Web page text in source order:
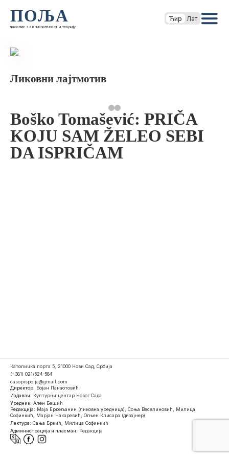
ПОЉА
часопис за књижевност и теорију
Ћир Лат
Ликовни лајтмотив
Boško Tomašević: PRIČA
KOJU SAM ŽELEO SEBI
DA ISPRIČAM
Католичка порта 5, 21000 Нови Сад, Србија
(+381) 021/524-584
casopispolja@gmail.com
Директор: Бојан Панаотовић
Издавач: Културни центар Новог Сада
Уредник: Ален Бешић
Редакција: Маја Ердељанин (ликовна уредница), Соња Веселиновић, Милица
Софинкић, Марјан Чакаревић, Огњен Клисара (дизајнер)
Лектура: Сања Бркић, Милица Софинкић
Администрација и пласман: Редакција